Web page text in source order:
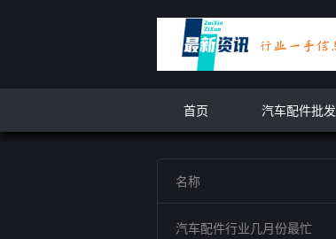
首页 汽车配件批发
名称
汽车配件行业几月份最忙